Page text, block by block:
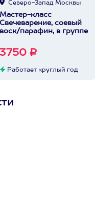
Северо-Запад Москвы
Мастер-класс
Свечеварение, соевый
воск/парафин, в группе
3750 ₽
Работает круглый год